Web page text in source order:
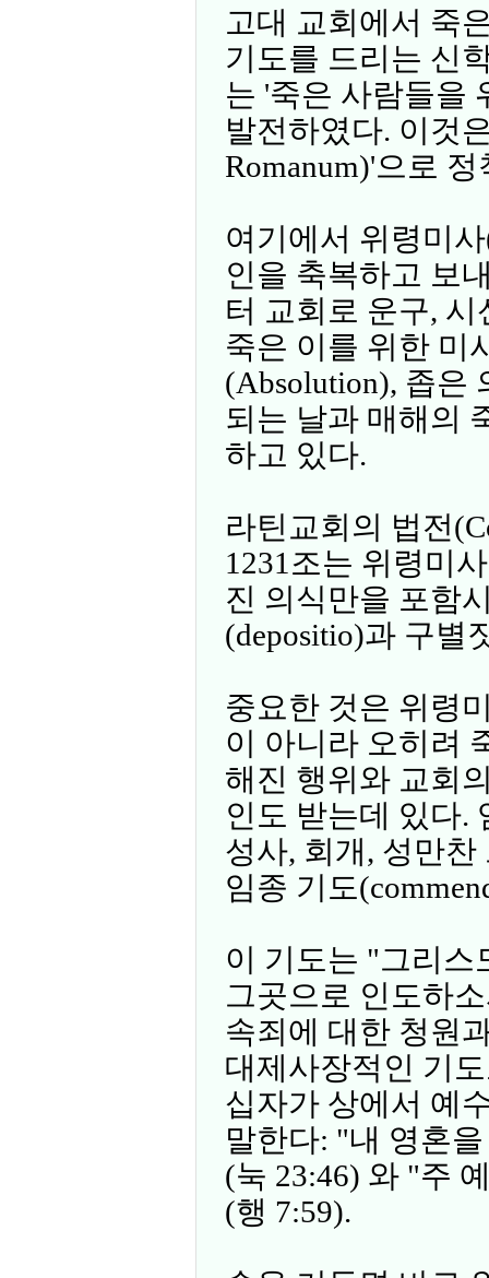
고대 교회에서 죽
기도를 드리는 신
는 '죽은 사람들을
발전하였다. 이것
Romanum)'으로
여기에서 위령미
인을 축복하고 보
터 교회로 운구,
죽은 이를 위한 미
(Absolution), 좁은
되는 날과 매해의
하고 있다.
라틴교회의 법전
1231조는 위령미
진 의식만을 포함
(depositio)과 구별
중요한 것은 위령
이 아니라 오히려
해진 행위와 교회
인도 받는데 있다.
성사, 회개, 성만
임종 기도
이 기도는 "그리스
그곳으로 인도하
속죄에 대한 청원
대제사장적인 기
십자가 상에서 예
말한다: "내 영혼
(눅 23:46) 와 "주
(행 7:59).